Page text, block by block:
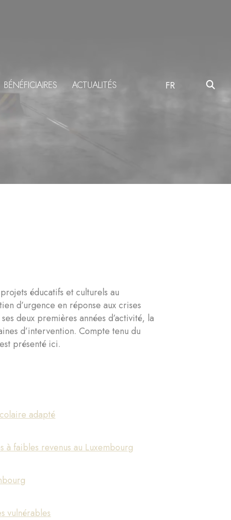
BÉNÉFICIAIRES ACTUALITÉS FR
éducatifs et culturels au
d’urgence en réponse aux crises
deux premières années d’activité, la
d’intervention. Compte tenu du
présenté ici.
adapté
à faibles revenus au Luxembourg
vulnérables